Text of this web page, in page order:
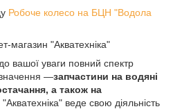
Робоче колесо на БЦН "Водола
магазин "Акватехніка"
вашої уваги повний спектр
—запчастини на водяні
а також на
веде свою діяльність